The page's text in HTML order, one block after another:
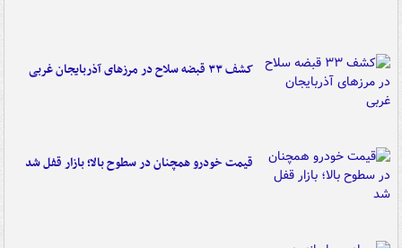
کشف ۳۳ قبضه سلاح در مرزهای آذربایجان غربی
قیمت خودرو همچنان در سطوح بالا؛ بازار قفل شد